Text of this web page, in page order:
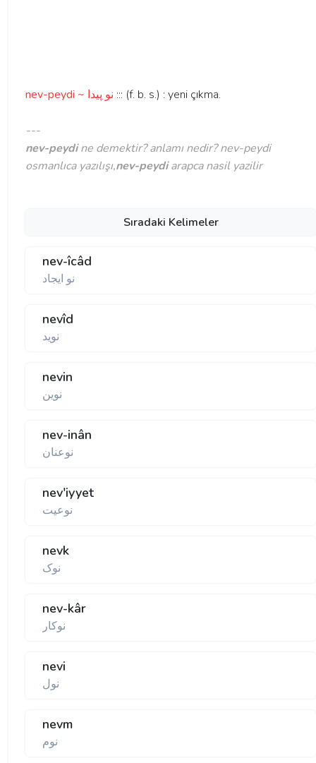
nev-peydi ~ نو پيدا ::: (f. b. s.) : yeni çıkma.
---
nev-peydine demektir? anlamı nedir? nev-peydi
osmanlıca yazılışı,nev-peydiarapca nasil yazilir
Sıradaki Kelimeler
nev-îcâd
نو ايجاد
nevîd
نويد
nevin
نوين
nev-inân
نوعنان
nev'iyyet
نوعيت
nevk
نوک
nev-kâr
نوکار
nevi
نول
nevm
نوم